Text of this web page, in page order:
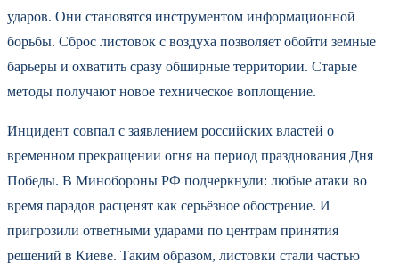
ударов. Они становятся инструментом информационной
борьбы. Сброс листовок с воздуха позволяет обойти земные
барьеры и охватить сразу обширные территории. Старые
методы получают новое техническое воплощение.
Инцидент совпал с заявлением российских властей о
временном прекращении огня на период празднования Дня
Победы. В Минобороны РФ подчеркнули: любые атаки во
время парадов расценят как серьёзное обострение. И
пригрозили ответными ударами по центрам принятия
решений в Киеве. Таким образом, листовки стали частью